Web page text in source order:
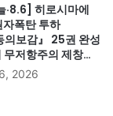
·8.6] 히로시마에
자폭탄 투하
의보감』 25권 완성
무저항주의 제창
스포 개막(1993)·
국에서 독립(1962)
2026